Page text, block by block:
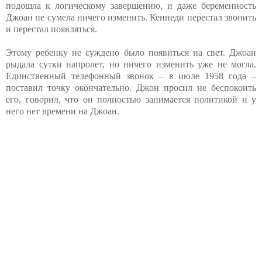
подошла к логическому завершению, и даже беременность
Джоан не сумела ничего изменить. Кеннеди перестал звонить
и перестал появляться.
Этому ребенку не суждено было появиться на свет. Джоан
рыдала сутки напролет, но ничего изменить уже не могла.
Единственный телефонный звонок – в июле 1958 года –
поставил точку окончательно. Джон просил не беспокоить
его, говорил, что он полностью занимается политикой и у
него нет времени на Джоан.